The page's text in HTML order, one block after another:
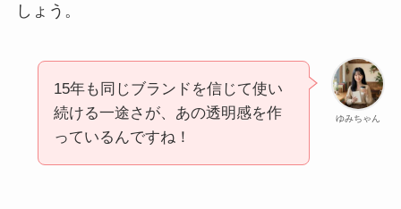
しょう。
ゆみちゃん
15年も同じブランドを信じて使い
続ける一途さが、あの透明感を作
っているんですね！